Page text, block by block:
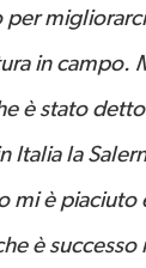
in campo.
è stato
la
mi è
è